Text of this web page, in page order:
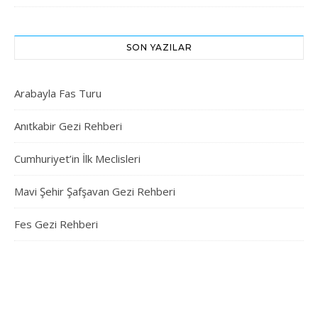
SON YAZILAR
Arabayla Fas Turu
Anıtkabir Gezi Rehberi
Cumhuriyet’in İlk Meclisleri
Mavi Şehir Şafşavan Gezi Rehberi
Fes Gezi Rehberi